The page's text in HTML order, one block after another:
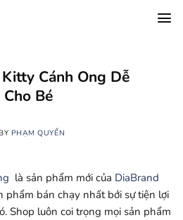
Cánh Ong Dễ
Bé
BY PHẠM QUYẾN
là sản phẩm mới của DiaBrand
phẩm bán chạy nhất bới sự tiện lợi
Shop luôn coi trọng mọi sản phẩm